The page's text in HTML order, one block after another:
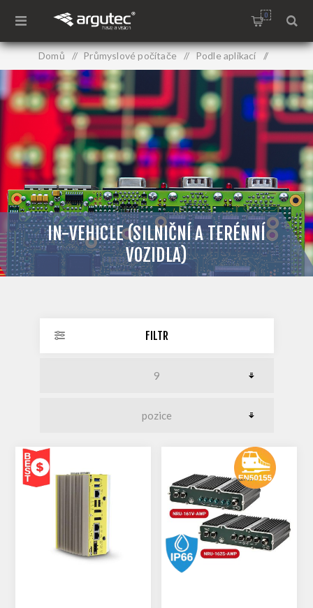
0
Domů / Průmyslové počítače / Podle aplikací /
In-vehicle (silniční a terénní vozidla)
IN-VEHICLE (SILNIČNÍ A TERÉNNÍ
VOZIDLA)
FILTR